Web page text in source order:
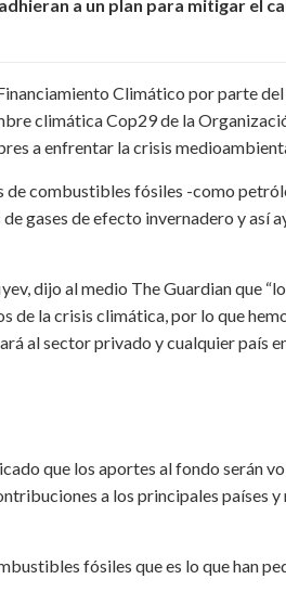
a un plan para mitigar el
Climático por parte
climática Cop29 de la
a enfrentar la crisis
de combustibles fósiles -como
gases de efecto invernadero y así
dijo al medio The Guardian que
de la crisis climática, por lo que
al sector privado y cualquier país
que los aportes al fondo serán
a los principales países y
fósiles que es lo que han